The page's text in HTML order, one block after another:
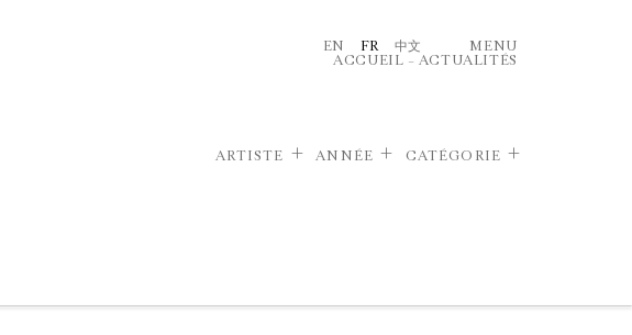
EN FR 中文
MENU
ACCUEIL – ACTUALITÉS
ARTISTE ANNÉE CATÉGORIE